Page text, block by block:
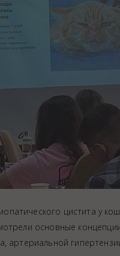
цистита у
основные
артериальной